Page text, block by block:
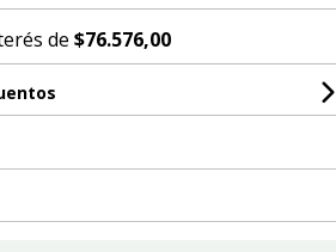
de $76.576,00